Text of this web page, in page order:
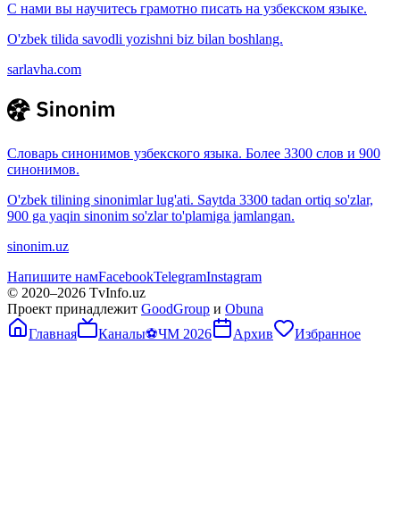
С нами вы научитесь грамотно писать на узбекском языке.
O'zbek tilida savodli yozishni biz bilan boshlang.
sarlavha.com
Словарь синонимов узбекского языка. Более 3300 слов и 900
синонимов.
O'zbek tilining sinonimlar lug'ati. Saytda 3300 tadan ortiq so'zlar,
900 ga yaqin sinonim so'zlar to'plamiga jamlangan.
sinonim.uz
Напишите намFacebookTelegramInstagram
© 2020–2026 TvInfo.uz
Проект принадлежит GoodGroup и Obuna
Главная
Каналы⚽ЧМ 2026 Архив Избранное